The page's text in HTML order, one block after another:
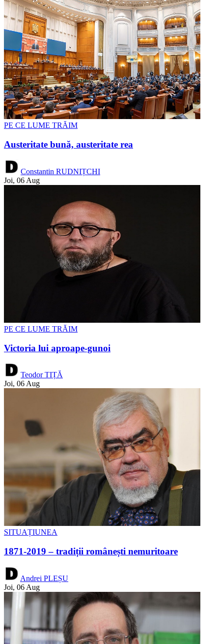
PE CE LUME TRĂIM
Austeritate bună, austeritate rea
Constantin RUDNIȚCHI
Joi, 06 Aug
PE CE LUME TRĂIM
Victoria lui aproape-gunoi
Teodor TIȚĂ
Joi, 06 Aug
SITUAȚIUNEA
1871-2019 – tradiții românești nemuritoare
Andrei PLEȘU
Joi, 06 Aug